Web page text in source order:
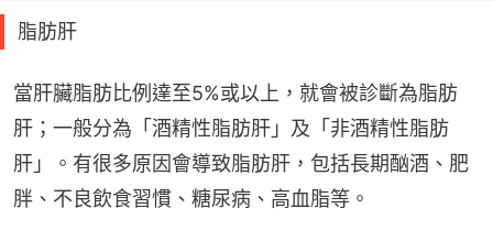
脂肪肝
當肝臟脂肪比例達至5%或以上，就會被診斷為脂肪
肝；一般分為「酒精性脂肪肝」及「非酒精性脂肪
肝」。有很多原因會導致脂肪肝，包括長期酗酒、肥
胖、不良飲食習慣、糖尿病、高血脂等。